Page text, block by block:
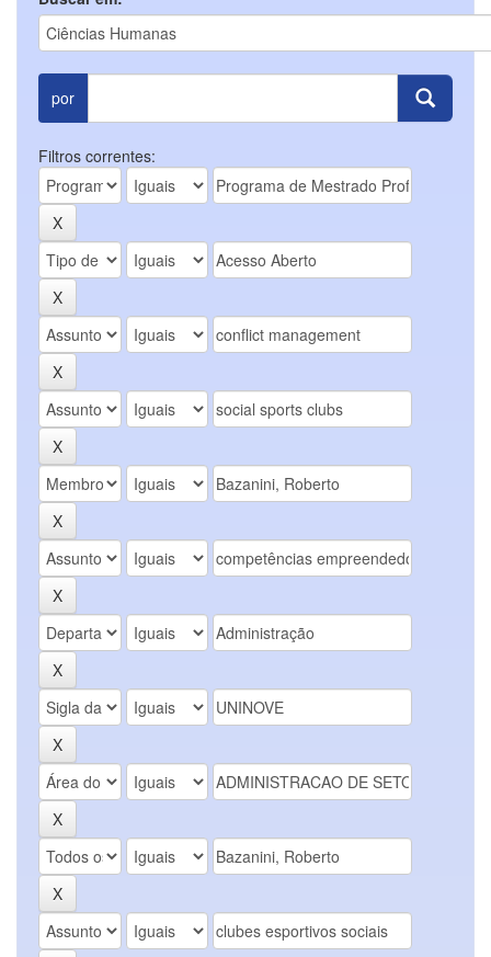
por
Filtros correntes: